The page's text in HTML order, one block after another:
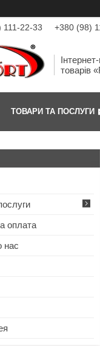
111-22-33 +380 (98)
товарів
ТОВАРИ ТА ПОСЛУГИ
оплата
нас